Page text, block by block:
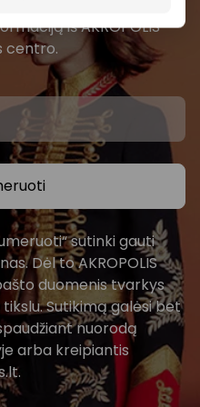
pasiūlymus,
iš AKROPOLIS
centro.
sutinki gauti
Dėl to AKROPOLIS
duomenis tvarkys
Sutikimą galėsi bet
nuorodą
arba kreipiantis